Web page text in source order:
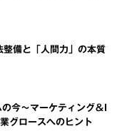
備と「人間力」の本質
今～マーケティング＆I
グロースへのヒント